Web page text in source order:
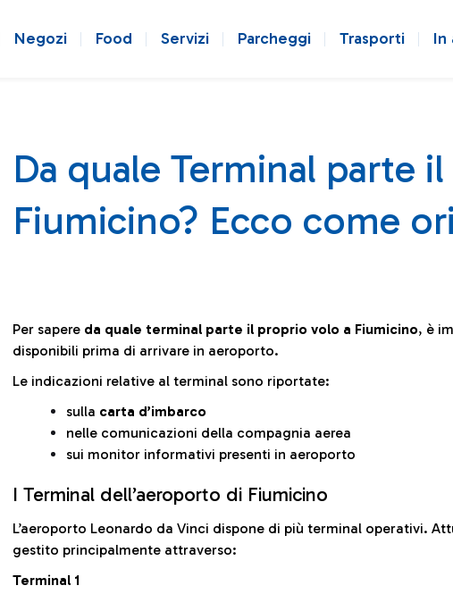
Negozi Food Servizi Parcheggi Trasporti In
Da quale Terminal parte
Fiumicino? Ecco come
Per sapere da quale terminal parte il proprio volo a Fiumicino, è
disponibili prima di arrivare in aeroporto.
Le indicazioni relative al terminal sono riportate:
sulla carta d’imbarco
nelle comunicazioni della compagnia aerea
sui monitor informativi presenti in aeroporto
I Terminal dell’aeroporto di Fiumicino
L’aeroporto Leonardo da Vinci dispone di più terminal operativi.
gestito principalmente attraverso:
Terminal 1